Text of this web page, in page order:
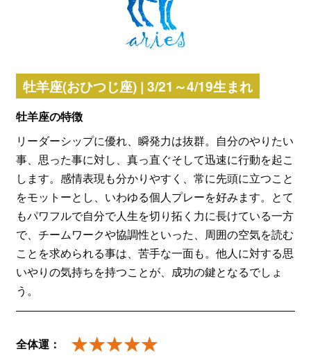
牡羊座(おひつじ座) | 3/21～4/19生まれ
牡羊座の特徴
リーダーシップに優れ、瞬発力は抜群。自分のやりたい
事、思った事に対し、真っ直ぐそして迅速に行動を起こ
します。感情表現も分かりやすく、常に先頭に立つこと
をモットーとし、いわゆる個人プレーを好みます。とて
もパワフルで自分で人生を切り拓く力に長けている一方
で、チームワークや協調性といった、周囲の空気を読む
ことを求められる事は、苦手な一面も。他人に対する思
いやりの気持ちを持つことが、成功の鍵となるでしょ
う。
全体運：